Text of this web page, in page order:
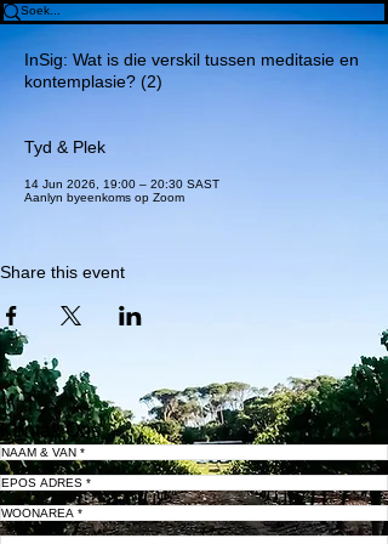
InSig: Wat is die verskil tussen meditasie en
kontemplasie? (2)
Tyd & Plek
14 Jun 2026, 19:00 – 20:30 SAST
Aanlyn byeenkoms op Zoom
Share this event
Kontak Ons